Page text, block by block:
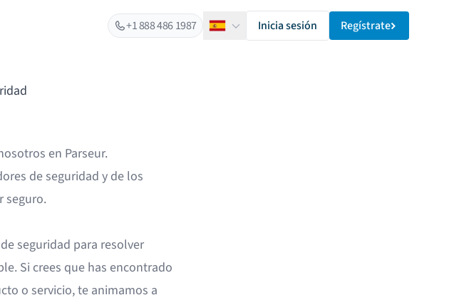
+1 888 486 1987 EspañolInicia sesión Regístrate
en Parseur.
de seguridad y de los
seguro.
seguridad para resolver
Si crees que has encontrado
o servicio, te animamos a